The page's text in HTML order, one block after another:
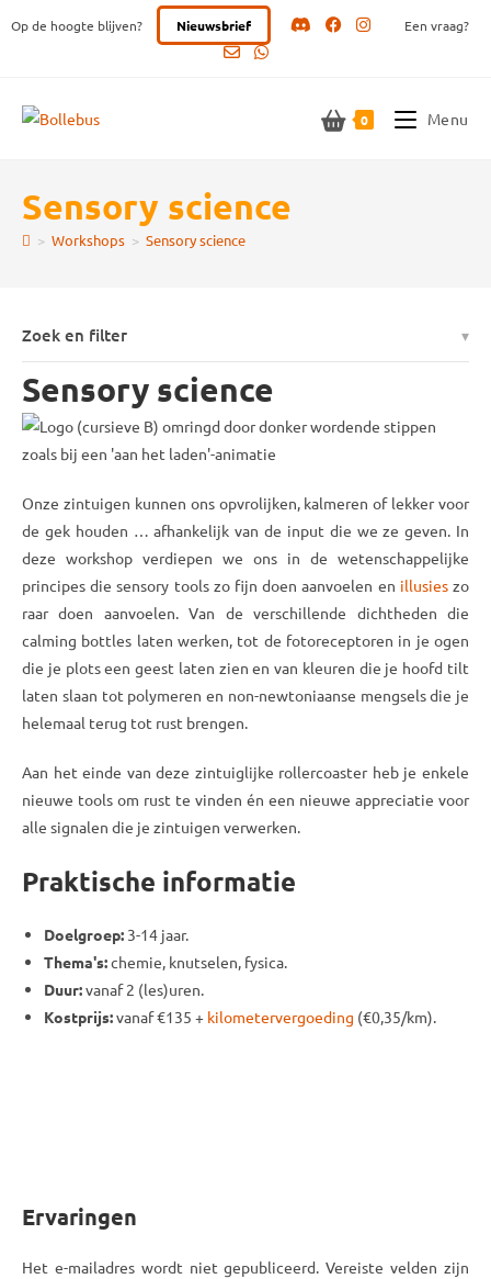
naar
Op de hoogte blijven? Nieuwsbrief Een vraag?
0 Menu
Sensory science
> Workshops > Sensory science
Zoek en filter
Sensory science
Onze zintuigen kunnen ons opvrolijken, kalmeren of lekker voor
de gek houden … afhankelijk van de input die we ze geven. In
deze workshop verdiepen we ons in de wetenschappelijke
principes die sensory tools zo fijn doen aanvoelen en illusieszo
raar doen aanvoelen. Van de verschillende dichtheden die
calming bottles laten werken, tot de fotoreceptoren in je ogen
die je plots een geest laten zien en van kleuren die je hoofd tilt
laten slaan tot polymeren en non-newtoniaanse mengsels die je
helemaal terug tot rust brengen.
Aan het einde van deze zintuiglijke rollercoaster heb je enkele
nieuwe tools om rust te vinden én een nieuwe appreciatie voor
alle signalen die je zintuigen verwerken.
Praktische informatie
Doelgroep: 3-14 jaar.
Thema's:chemie, knutselen, fysica.
Duur:vanaf 2 (les)uren.
Kostprijs:vanaf €135 + kilometervergoeding (€0,35/km).
Ervaringen
Het e-mailadres wordt niet gepubliceerd. Vereiste velden zijn